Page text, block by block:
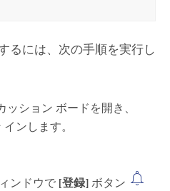
るには、次の手順を実行し
ション ボードを開き、
ンします。
ンドウで [登録]ボタン